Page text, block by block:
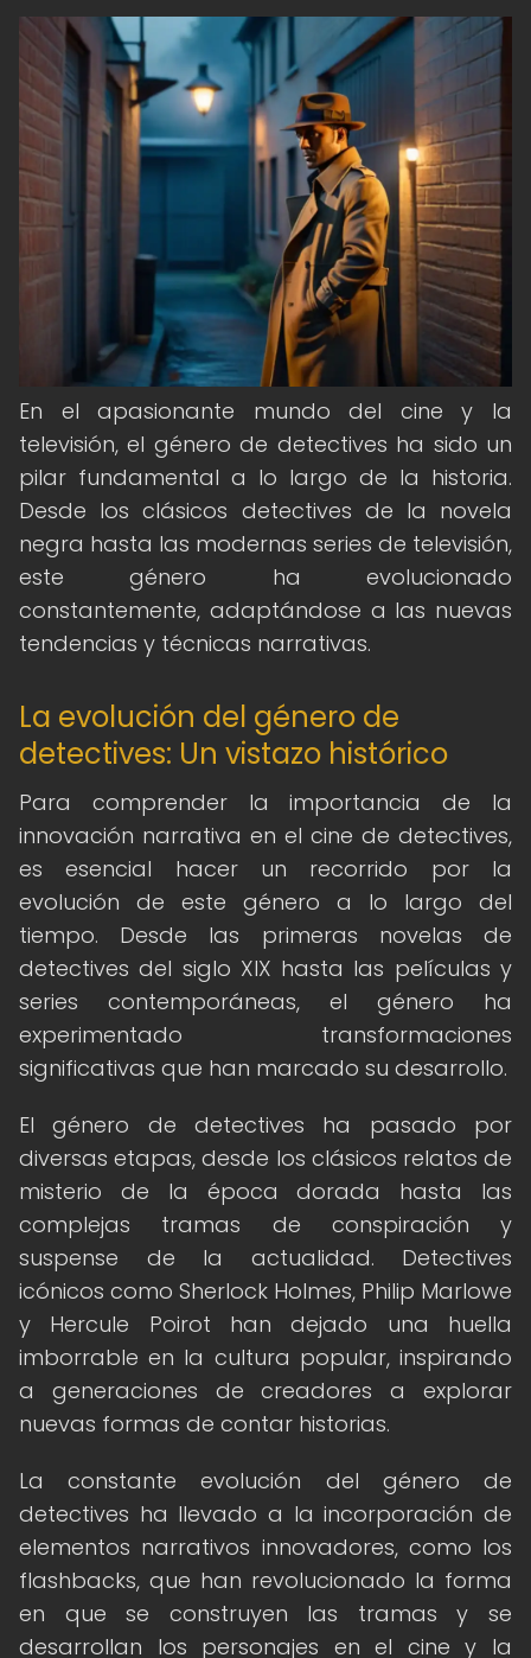
En el apasionante mundo del cine y la
televisión, el género de detectives ha sido un
pilar fundamental a lo largo de la historia.
Desde los clásicos detectives de la novela
negra hasta las modernas series de televisión,
este género ha evolucionado
constantemente, adaptándose a las nuevas
tendencias y técnicas narrativas.
La evolución del género de
detectives: Un vistazo histórico
Para comprender la importancia de la
innovación narrativa en el cine de detectives,
es esencial hacer un recorrido por la
evolución de este género a lo largo del
tiempo. Desde las primeras novelas de
detectives del siglo XIX hasta las películas y
series contemporáneas, el género ha
experimentado transformaciones
significativas que han marcado su desarrollo.
El género de detectives ha pasado por
diversas etapas, desde los clásicos relatos de
misterio de la época dorada hasta las
complejas tramas de conspiración y
suspense de la actualidad. Detectives
icónicos como Sherlock Holmes, Philip Marlowe
y Hercule Poirot han dejado una huella
imborrable en la cultura popular, inspirando
a generaciones de creadores a explorar
nuevas formas de contar historias.
La constante evolución del género de
detectives ha llevado a la incorporación de
elementos narrativos innovadores, como los
flashbacks, que han revolucionado la forma
en que se construyen las tramas y se
desarrollan los personajes en el cine y la